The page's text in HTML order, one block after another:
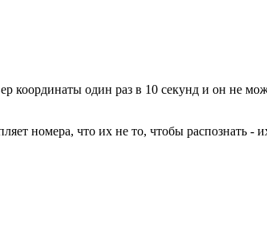
координаты один раз в 10 секунд и он не
номера, что их не то, чтобы распознать -